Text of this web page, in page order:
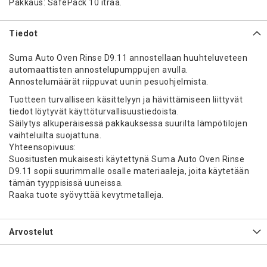
Pakkaus: SafePack 10 itraa.
Tiedot
Suma Auto Oven Rinse D9.11 annostellaan huuhteluveteen
automaattisten annostelupumppujen avulla.
Annostelumäärät riippuvat uunin pesuohjelmista.
Tuotteen turvalliseen käsittelyyn ja hävittämiseen liittyvät
tiedot löytyvät käyttöturvallisuustiedoista.
Säilytys alkuperäisessä pakkauksessa suurilta lämpötilojen
vaihteluilta suojattuna.
Yhteensopivuus:
Suositusten mukaisesti käytettynä Suma Auto Oven Rinse
D9.11 sopii suurimmalle osalle materiaaleja, joita käytetään
tämän tyyppisissä uuneissa.
Raaka tuote syövyttää kevytmetalleja.
Arvostelut